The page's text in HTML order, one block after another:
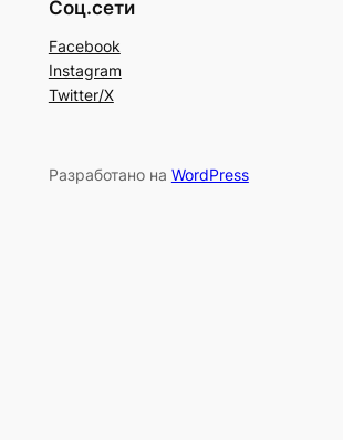
Соц.сети
Facebook
Instagram
Twitter/X
Разработано на WordPress